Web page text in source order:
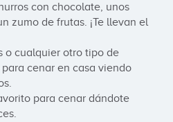
con chocolate, unos
zumo de frutas. ¡Te llevan el
o cualquier otro tipo de
cenar en casa viendo
para cenar dándote